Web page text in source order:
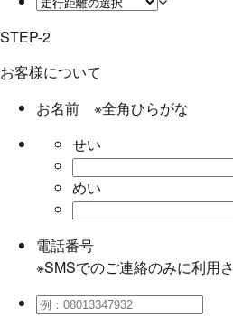
STEP-2
お客様について
お名前 ※全角ひらがな
せい
めい
電話番号
※SMSでのご連絡のみに利用